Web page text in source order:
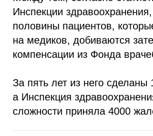
Инспекции
половины пациентов,
на медиков, добиваются
компенсации из Фонда
За пять лет из него
а Инспекция
сложности приняла 4000